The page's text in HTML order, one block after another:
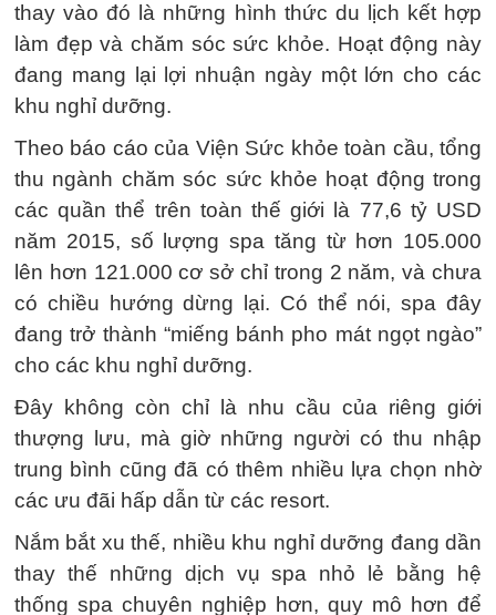
thay vào đó là những hình thức du lịch kết hợp
làm đẹp và chăm sóc sức khỏe. Hoạt động này
đang mang lại lợi nhuận ngày một lớn cho các
khu nghỉ dưỡng.
Theo báo cáo của Viện Sức khỏe toàn cầu, tổng
thu ngành chăm sóc sức khỏe hoạt động trong
các quần thể trên toàn thế giới là 77,6 tỷ USD
năm 2015, số lượng spa tăng từ hơn 105.000
lên hơn 121.000 cơ sở chỉ trong 2 năm, và chưa
có chiều hướng dừng lại. Có thể nói, spa đây
đang trở thành “miếng bánh pho mát ngọt ngào”
cho các khu nghỉ dưỡng.
Đây không còn chỉ là nhu cầu của riêng giới
thượng lưu, mà giờ những người có thu nhập
trung bình cũng đã có thêm nhiều lựa chọn nhờ
các ưu đãi hấp dẫn từ các resort.
Nắm bắt xu thế, nhiều khu nghỉ dưỡng đang dần
thay thế những dịch vụ spa nhỏ lẻ bằng hệ
thống spa chuyên nghiệp hơn, quy mô hơn để